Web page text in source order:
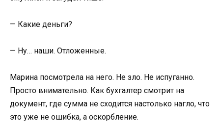
— Какие деньги?
— Ну… наши. Отложенные.
Марина посмотрела на него. Не зло. Не испуганно.
Просто внимательно. Как бухгалтер смотрит на
документ, где сумма не сходится настолько нагло, что
это уже не ошибка, а оскорбление.